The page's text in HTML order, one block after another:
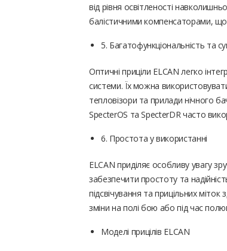
від рівня освітленості
балістичними компенсаторами, що
5. Багатофункціональність та
Оптичні приціли ELCAN легко
системи. Їх можна
тепловізори та прилади нічного
SpecterOS та SpecterDR часто
6. Простота у використанні
ELCAN приділяє особливу увагу
забезпечити простоту та
підсвічування та прицільних
зміни на полі бою або під час
Моделі прицілів ELCAN